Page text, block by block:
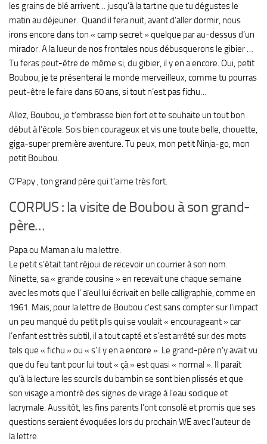
les grains de blé arrivent… jusqu’à la tartine que tu dégustes le
matin au déjeuner. Quand il fera nuit, avant d’aller dormir, nous
irons encore dans ton « camp secret » quelque par au-dessus d’un
mirador. A la lueur de nos frontales nous débusquerons le gibier …
Tu feras peut-être de même si, du gibier, il y en a encore. Oui, petit
Boubou, je te présenterai le monde merveilleux, comme tu pourras
peut-être le faire dans 60 ans, si tout n’est pas fichu…
Allez, Boubou, je t’embrasse bien fort et te souhaite un tout bon
début à l’école. Sois bien courageux et vis une toute belle, chouette,
giga-super première aventure. Tu peux, mon petit Ninja-go, mon
petit Boubou.
O’Papy , ton grand père qui t’aime très fort.
CORPUS : la visite de Boubou à son grand-
père…
Papa ou Maman a lu ma lettre.
Le petit s’était tant réjoui de recevoir un courrier à son nom.
Ninette, sa « grande cousine » en recevait une chaque semaine
avec les mots que l’ aïeul lui écrivait en belle calligraphie, comme en
1961. Mais, pour la lettre de Boubou c’est sans compter sur l’impact
un peu manqué du petit plis qui se voulait « encourageant » car
l’enfant est très subtil, il a tout capté et s’est arrêté sur des mots
tels que « fichu » ou « s’il y en a encore ». Le grand-père n’y avait vu
que du feu tant pour lui tout « çà » est quasi « normal ». Il paraît
qu’à la lecture les sourcils du bambin se sont bien plissés et que
son visage a montré des signes de virage à l’eau sodique et
lacrymale. Aussitôt, les fins parents l’ont consolé et promis que ses
questions seraient évoquées lors du prochain WE avec l’auteur de
la lettre.